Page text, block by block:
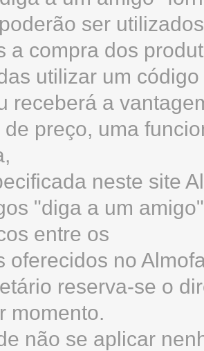
ser
a compra dos
utilizar um
receberá a
de preço, uma
neste site
"diga a um
entre os
oferecidos no
reserva-se o
momento.
não se aplicar